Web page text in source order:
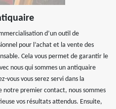
d’un outil de
pour l’achat et la vente des
Cela vous permet de garantir le
nous qui sommes un antiquaire
vous vous serez servi dans la
notre premier contact, nous sommes
vos résultats attendus. Ensuite,